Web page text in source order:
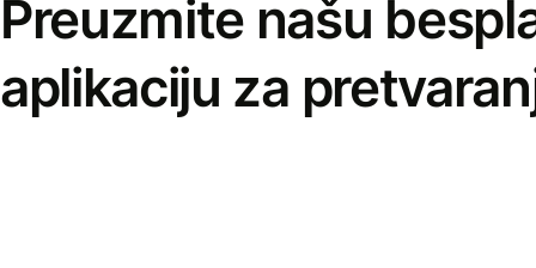
Preuzmite našu
aplikaciju za